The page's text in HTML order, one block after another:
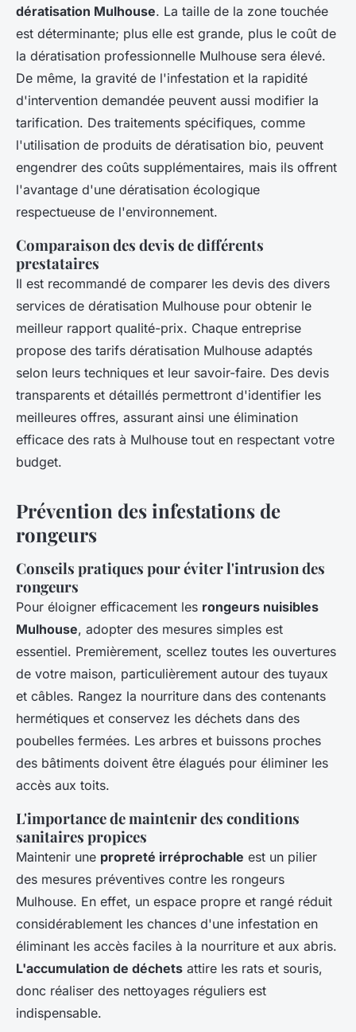
dératisation Mulhouse. La taille de la zone touchée
est déterminante; plus elle est grande, plus le coût de
la dératisation professionnelle Mulhouse sera élevé.
De même, la gravité de l'infestation et la rapidité
d'intervention demandée peuvent aussi modifier la
tarification. Des traitements spécifiques, comme
l'utilisation de produits de dératisation bio, peuvent
engendrer des coûts supplémentaires, mais ils offrent
l'avantage d'une dératisation écologique
respectueuse de l'environnement.
Comparaison des devis de différents
prestataires
Il est recommandé de comparer les devis des divers
services de dératisation Mulhouse pour obtenir le
meilleur rapport qualité-prix. Chaque entreprise
propose des tarifs dératisation Mulhouse adaptés
selon leurs techniques et leur savoir-faire. Des devis
transparents et détaillés permettront d'identifier les
meilleures offres, assurant ainsi une élimination
efficace des rats à Mulhouse tout en respectant votre
budget.
Prévention des infestations de
rongeurs
Conseils pratiques pour éviter l'intrusion des
rongeurs
Pour éloigner efficacement les rongeurs nuisibles
Mulhouse, adopter des mesures simples est
essentiel. Premièrement, scellez toutes les ouvertures
de votre maison, particulièrement autour des tuyaux
et câbles. Rangez la nourriture dans des contenants
hermétiques et conservez les déchets dans des
poubelles fermées. Les arbres et buissons proches
des bâtiments doivent être élagués pour éliminer les
accès aux toits.
L'importance de maintenir des conditions
sanitaires propices
Maintenir une propreté irréprochable est un pilier
des mesures préventives contre les rongeurs
Mulhouse. En effet, un espace propre et rangé réduit
considérablement les chances d'une infestation en
éliminant les accès faciles à la nourriture et aux abris.
L'accumulation de déchets attire les rats et souris,
donc réaliser des nettoyages réguliers est
indispensable.